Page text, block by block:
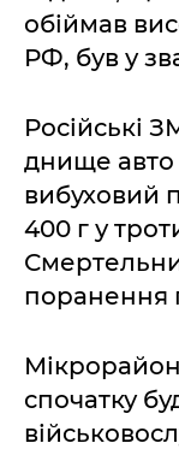
обіймав
РФ, був у
Російські
днище авто
вибуховий
400 г у
поранення
спочатку